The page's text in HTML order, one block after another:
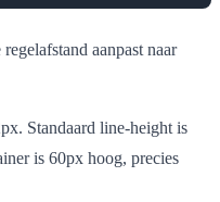
aanpast naar
Standaard line-height is
is 60px hoog, precies